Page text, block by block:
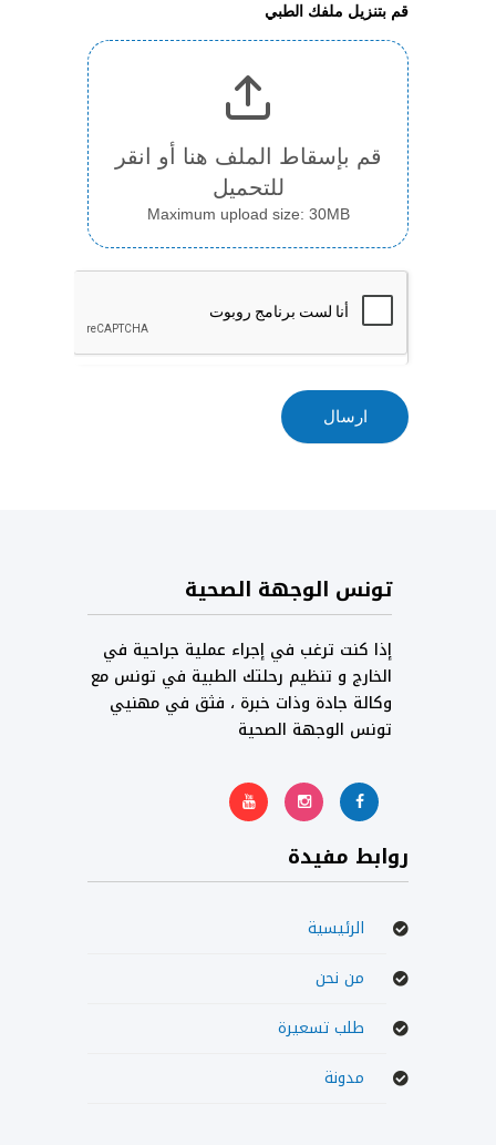
قم بتنزيل ملفك الطبي
قم بإسقاط الملف هنا أو انقر
للتحميل
Maximum upload size: 30MB
ارسال
تونس الوجهة الصحية
إذا كنت ترغب في إجراء عملية جراحية في
الخارج و تنظيم رحلتك الطبية في تونس مع
وكالة جادة وذات خبرة ، فثق في مهنيي
تونس الوجهة الصحية
روابط مفيدة
الرئيسية
من نحن
طلب تسعيرة
مدونة